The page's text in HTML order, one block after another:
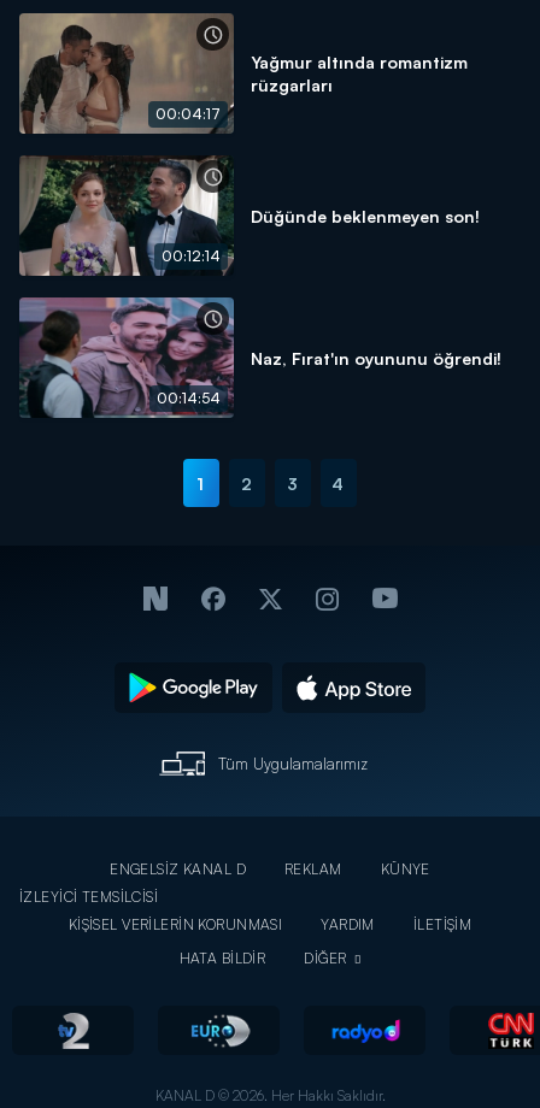
00:04:17
Yağmur altında romantizm
rüzgarları
00:12:14
Düğünde beklenmeyen son!
00:14:54
Naz, Fırat'ın oyununu öğrendi!
1 2 3 4
Tüm Uygulamalarımız
ENGELSİZ KANAL D REKLAM
KÜNYE
İZLEYİCİ TEMSİLCİSİ
KİŞİSEL VERİLERİN KORUNMASI
YARDIM
İLETİŞİM
HATA BİLDİR
DİĞER
KANAL D © 2026. Her Hakkı Saklıdır.